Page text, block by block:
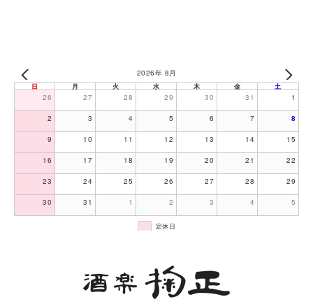
2026年 8月
日 月 火 水 木 金 土
26 27 28 29 30 31 1
2 3 4 5 6 7 8
9 10 11 12 13 14 15
16 17 18 19 20 21 22
23 24 25 26 27 28 29
30 31 1 2 3 4 5
定休日